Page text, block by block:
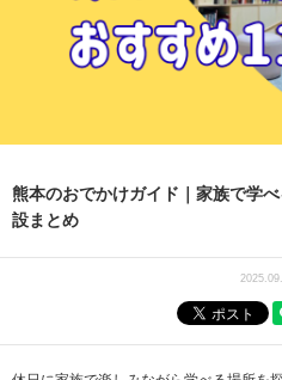
熊本のおでかけガイド｜家族で学
設まとめ